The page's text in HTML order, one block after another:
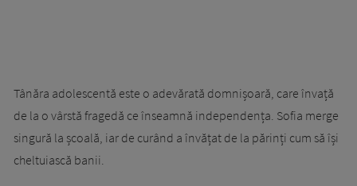
Tânăra adolescentă este o adevărată domnișoară, care învață
de la o vârstă fragedă ce înseamnă independența. Sofia merge
singură la școală, iar de curând a învățat de la părinți cum să își
cheltuiască banii.